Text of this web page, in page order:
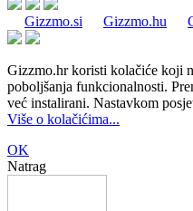
Gizzmo.si Gizzmo.hu
Gizzmo.hr koristi kolačiće koji
poboljšanja funkcionalnosti.
već instalirani. Nastavkom
Više o kolačićima...
OK
Natrag